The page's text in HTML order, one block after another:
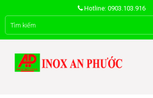
Hotline: 0903.103.916